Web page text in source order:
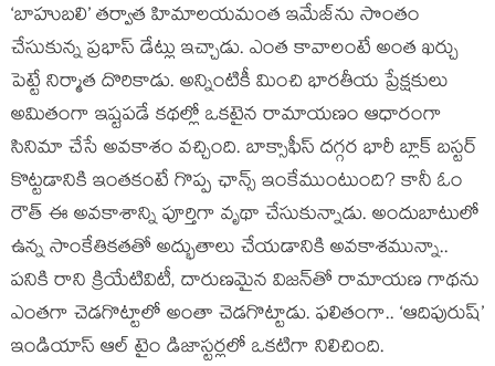
‘బాహుబలి’ తర్వాత హిమాలయమంత ఇమేజ్‌ను సొంతం
చేసుకున్న ప్రభాస్ డేట్లు ఇచ్చాడు. ఎంత కావాలంటే అంత ఖర్చు
పెట్టే నిర్మాత దొరికాడు. అన్నింటికీ మించి భారతీయ ప్రేక్షకులు
అమితంగా ఇష్టపడే కథల్లో ఒకటైన రామాయణం ఆధారంగా
సినిమా చేసే అవకాశం వచ్చింది. బాక్సాఫీస్ దగ్గర భారీ బ్లాక్ బస్టర్
కొట్టడానికి ఇంతకంటే గొప్ప ఛాన్స్ ఇంకేముంటుంది? కానీ ఓం
రౌత్ ఈ అవకాశాన్ని పూర్తిగా వృథా చేసుకున్నాడు. అందుబాటులో
ఉన్న సాంకేతికతతో అద్భుతాలు చేయడానికి అవకాశమున్నా..
పనికి రాని క్రియేటివిటీ, దారుణమైన విజన్‌తో రామాయణ గాథను
ఎంతగా చెడగొట్టాలో అంతా చెడగొట్టాడు. ఫలితంగా.. ‘ఆదిపురుష్’
ఇండియాస్ ఆల్ టైం డిజాస్టర్లలో ఒకటిగా నిలిచింది.